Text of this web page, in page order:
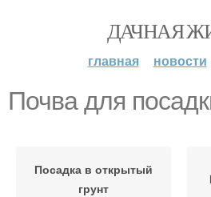
ДАЧНАЯ
главная новости
Почва для
Посадка в открытый
грунт